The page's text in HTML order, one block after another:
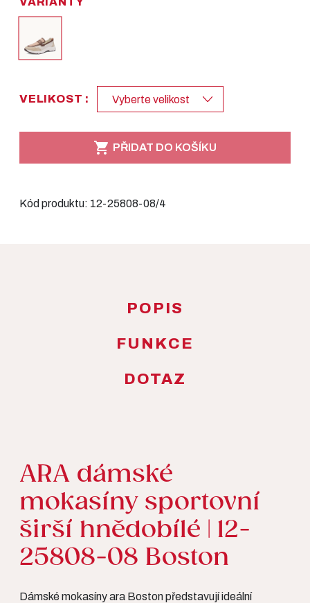
VELIKOST : Vyberte velikost
 PŘIDAT DO KOŠÍKU
Kód produktu: 12-25808-08/4
POPIS
FUNKCE
DOTAZ
ARA dámské
mokasíny sportovní
širší hnědobílé | 12-
25808-08 Boston
Dámské mokasíny ara Boston představují ideální